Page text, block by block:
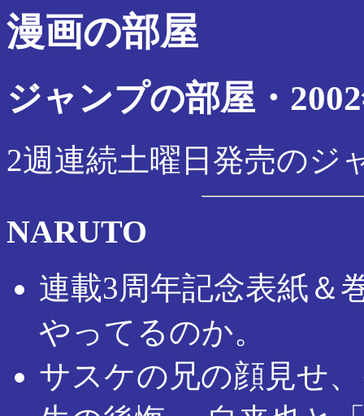
漫画の部屋
ジャンプの部屋・
2週連続土曜日発売のジ
NARUTO
連載3周年記念表紙＆
やってるのか。
サスケの兄の顔見せ